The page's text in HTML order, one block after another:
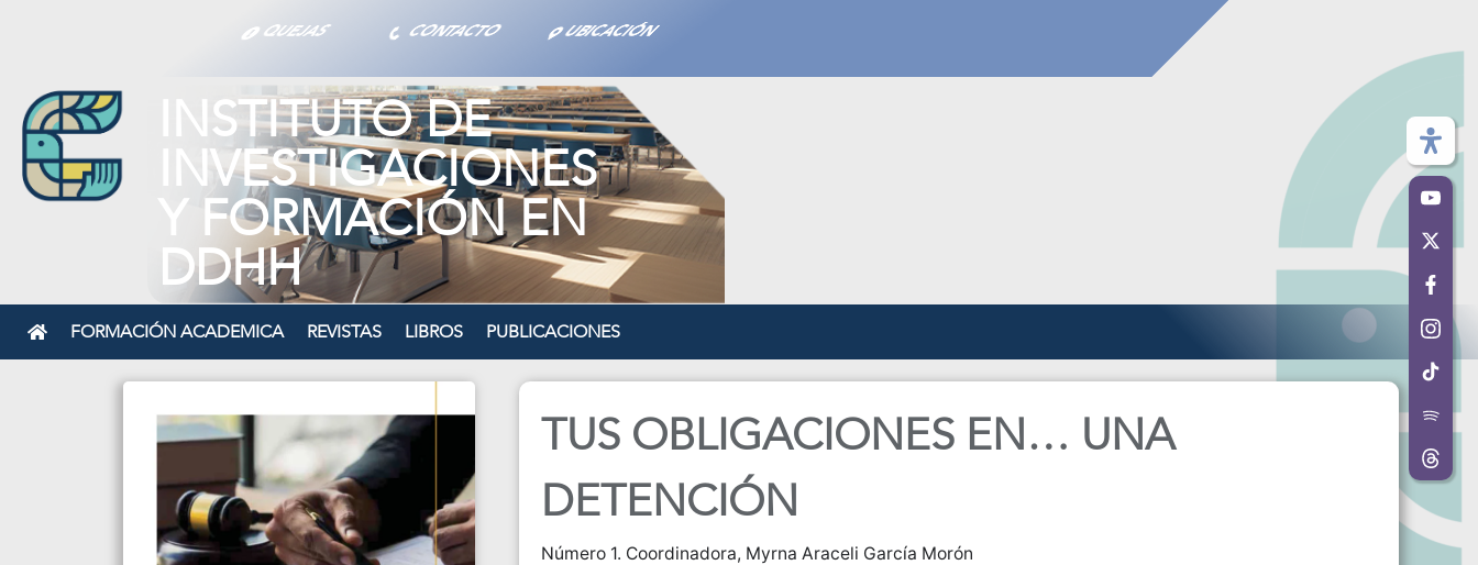
QUEJAS CONTACTO UBICACIÓN
INSTITUTO DE
INVESTIGACIONES
Y FORMACIÓN EN
DDHH
FORMACIÓN ACADEMICA REVISTAS LIBROS PUBLICACIONES
TUS OBLIGACIONES EN… UNA
DETENCIÓN
Número 1. Coordinadora, Myrna Araceli García Morón